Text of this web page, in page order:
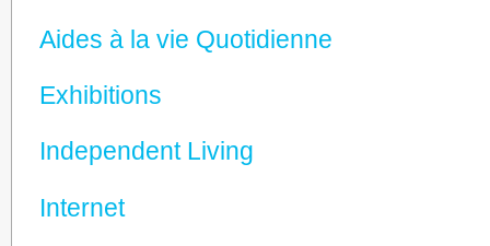
Aides à la vie Quotidienne
Exhibitions
Independent Living
Internet